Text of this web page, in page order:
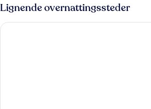
Extra
Lignende overnattingssteder
Occidental Barcelona 1929